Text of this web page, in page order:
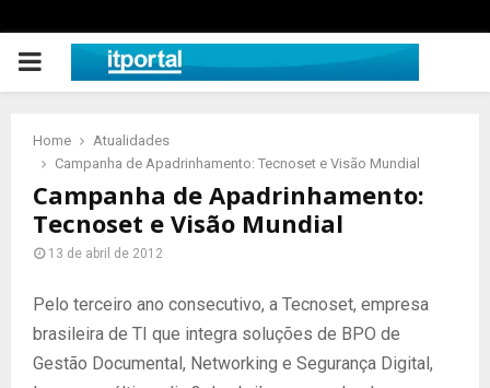
PRIMARY
Home
Atualidades
Campanha de Apadrinhamento: Tecnoset e Visão Mundial
Campanha de Apadrinhamento:
Tecnoset e Visão Mundial
13 de abril de 2012
Pelo terceiro ano consecutivo, a Tecnoset, empresa
brasileira de TI que integra soluções de BPO de
Gestão Documental, Networking e Segurança Digital,